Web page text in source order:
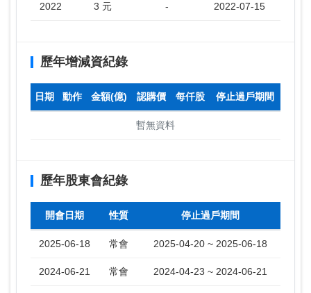
2022 3 元 - 2022-07-15
歷年增減資紀錄
日期 動作 金額(億) 認購價 每仟股 停止過戶期間
暫無資料
歷年股東會紀錄
開會日期 性質 停止過戶期間
2025-06-18 常會 2025-04-20 ~ 2025-06-18
2024-06-21 常會 2024-04-23 ~ 2024-06-21